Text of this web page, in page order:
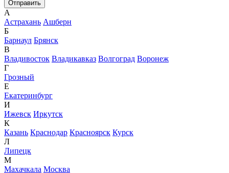
А
Астрахань Ашберн
Б
Барнаул Брянск
В
Владивосток Владикавказ Волгоград Воронеж
Г
Грозный
Е
Екатеринбург
И
Ижевск Иркутск
К
Казань Краснодар Красноярск Курск
Л
Липецк
М
Махачкала Москва